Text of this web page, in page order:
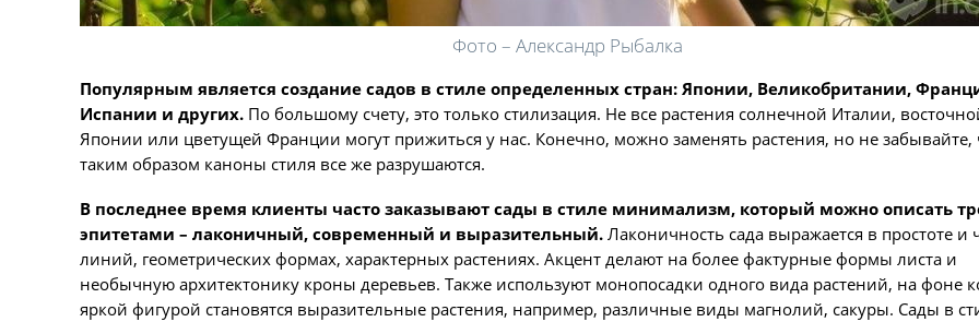
Фото – Александр Рыбалка
Популярным является создание садов в стиле определенных стран: Японии, Великобритании,
Испании и других. По большому счету, это только стилизация. Не все растения солнечной Италии,
Японии или цветущей Франции могут прижиться у нас. Конечно, можно заменять растения, но не забывайте,
таким образом каноны стиля все же разрушаются.
В последнее время клиенты часто заказывают сады в стиле минимализм, который можно описать
эпитетами – лаконичный, современный и выразительный. Лаконичность сада выражается в простоте и
линий, геометрических формах, характерных растениях. Акцент делают на более фактурные формы листа и
необычную архитектонику кроны деревьев. Также используют монопосадки одного вида растений, на фоне
яркой фигурой становятся выразительные растения, например, различные виды магнолий, сакуры. Сады в